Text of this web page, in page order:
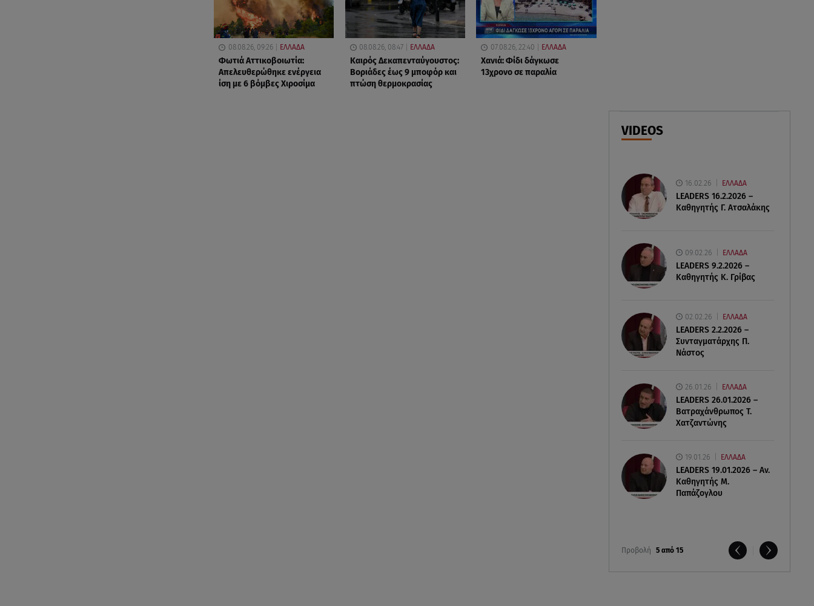
με 6 βόμβες Χιροσίμα
BMW: Οι πωλήσεις και η
συμφωνία με τους
εργαζόμενους
VIDEOS
16.02.26 ΕΛΛΑΔΑ
LEADERS 16.2.2026 –
Καθηγητής Γ. Ατσαλάκης
09.02.26 ΕΛΛΑΔΑ
LEADERS 9.2.2026 –
Καθηγητής Κ. Γρίβας
02.02.26 ΕΛΛΑΔΑ
LEADERS 2.2.2026 –
Συνταγματάρχης Π.
Νάστος
26.01.26 ΕΛΛΑΔΑ
LEADERS 26.01.2026 –
Βατραχάνθρωπος Τ.
Χατζαντώνης
19.01.26 ΕΛΛΑΔΑ
LEADERS 19.01.2026 – Αν.
Καθηγητής Μ.
Παπάζογλου
Προβολή 5 από 15
08.08.26, 09:26 ΕΛΛΑΔΑ
Φωτιά Αττικοβοιωτία:
Απελευθερώθηκε ενέργεια
ίση με 6 βόμβες Χιροσίμα
08.08.26, 08:47 ΕΛΛΑΔΑ
Καιρός Δεκαπενταύγουστος:
Βοριάδες έως 9 μποφόρ και
πτώση θερμοκρασίας
07.08.26, 22:40 ΕΛΛΑΔΑ
Χανιά: Φίδι δάγκωσε
13χρονο σε παραλία